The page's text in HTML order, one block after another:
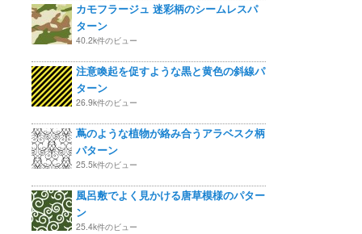
カモフラージュ 迷彩柄のシームレスパ
ターン
40.2k件のビュー
注意喚起を促すような黒と黄色の斜線パ
ターン
26.9k件のビュー
蔦のような植物が絡み合うアラベスク柄
パターン
25.5k件のビュー
風呂敷でよく見かける唐草模様のパター
ン
25.4k件のビュー